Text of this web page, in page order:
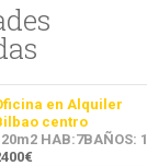
en Alquiler
centro
HAB:7BAÑOS: 1